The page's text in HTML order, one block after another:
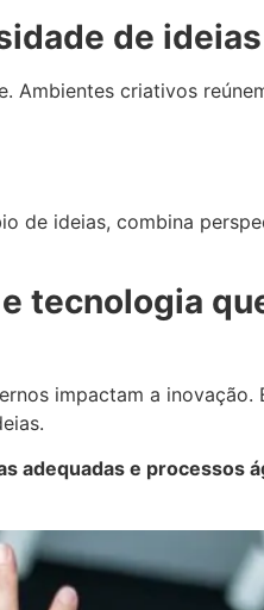
de ideias
Ambientes criativos
de ideias, combina
tecnologia
impactam a inovação.
adequadas e processos